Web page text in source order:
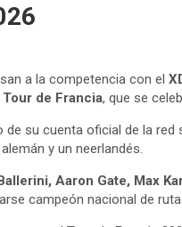
a la competencia con el
Tour de Francia, que se
su cuenta oficial de la red
y un neerlandés.
Aaron Gate, Max
campeón nacional de